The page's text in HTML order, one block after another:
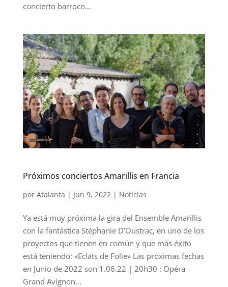
concierto barroco...
Próximos conciertos Amarillis en Francia
por Atalanta | Jun 9, 2022| Noticias
Ya está muy próxima la gira del Ensemble Amarillis
con la fantástica Stéphanie D’Oustrac, en uno de los
proyectos que tienen en común y que más éxito
está teniendo: «Eclats de Folie» Las próximas fechas
en Junio de 2022 son 1.06.22 | 20h30 : Opéra
Grand Avignon...